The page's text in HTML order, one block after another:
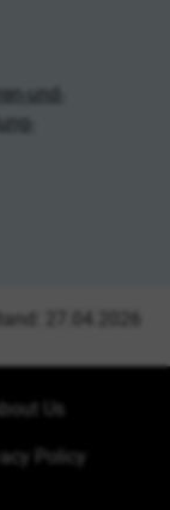
und-
27.04.2026
About Us
Policy